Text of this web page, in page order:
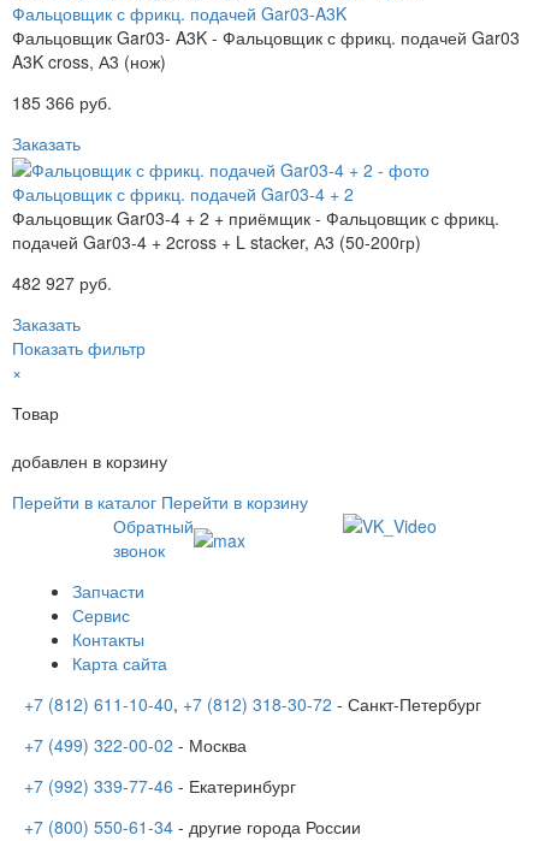
Фальцовщик с фрикц. подачей Gar03-A3K
Фальцовщик Gar03- A3K - Фальцовщик с фрикц. подачей Gar03
A3K cross, А3 (нож)
185 366 руб.
Заказать
Фальцовщик с фрикц. подачей Gar03-4 + 2
Фальцовщик Gar03-4 + 2 + приёмщик - Фальцовщик с фрикц.
подачей Gar03-4 + 2cross + L stacker, А3 (50-200гр)
482 927 руб.
Заказать
Показать фильтр
×
Товар
добавлен в корзину
Перейти в каталог Перейти в корзину
Обратный
звонок
Запчасти
Сервис
Контакты
Карта сайта
+7 (812) 611-10-40, +7 (812) 318-30-72 - Санкт-Петербург
+7 (499) 322-00-02 - Москва
+7 (992) 339-77-46 - Екатеринбург
+7 (800) 550-61-34 - другие города России